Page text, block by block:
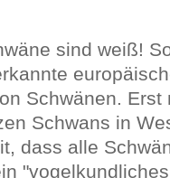
sind weiß!
Schwänen.
Schwans in
dass alle